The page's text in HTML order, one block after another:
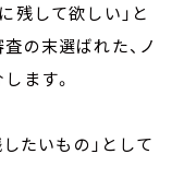
残して欲しい」と
の末選ばれた、ノ
ます。
たいもの」として